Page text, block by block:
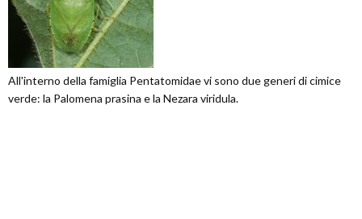
All'interno della famiglia Pentatomidae vi sono due generi di cimice
verde: la Palomena prasina e la Nezara viridula.